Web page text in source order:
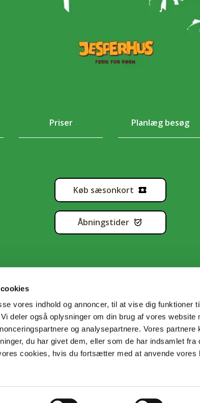
vores indhold og annoncer, til at vise dig funktioner
deler også oplysninger om din brug af vores website
og analysepartnere. Vores partnere
du har givet dem, eller som de har indsamlet fra
cookies, hvis du fortsætter med at anvende
Priser Planlæg besøg
Køb sæsonkort
Åbningstider
•Handelsbetingelser• Cookiedeklaration•